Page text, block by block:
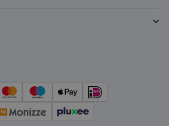
Google Privacy Policy